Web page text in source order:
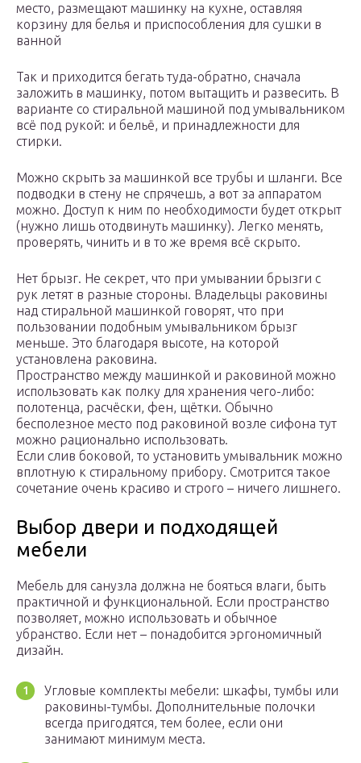
место, размещают машинку на кухне, оставляя
корзину для белья и приспособления для сушки в
ванной
Так и приходится бегать туда-обратно, сначала
заложить в машинку, потом вытащить и развесить. В
варианте со стиральной машиной под умывальником
всё под рукой: и бельё, и принадлежности для
стирки.
Можно скрыть за машинкой все трубы и шланги. Все
подводки в стену не спрячешь, а вот за аппаратом
можно. Доступ к ним по необходимости будет открыт
(нужно лишь отодвинуть машинку). Легко менять,
проверять, чинить и в то же время всё скрыто.
Нет брызг. Не секрет, что при умывании брызги с
рук летят в разные стороны. Владельцы раковины
над стиральной машинкой говорят, что при
пользовании подобным умывальником брызг
меньше. Это благодаря высоте, на которой
установлена раковина.
Пространство между машинкой и раковиной можно
использовать как полку для хранения чего-либо:
полотенца, расчёски, фен, щётки. Обычно
бесполезное место под раковиной возле сифона тут
можно рационально использовать.
Если слив боковой, то установить умывальник можно
вплотную к стиральному прибору. Смотрится такое
сочетание очень красиво и строго – ничего лишнего.
Выбор двери и подходящей
мебели
Мебель для санузла должна не бояться влаги, быть
практичной и функциональной. Если пространство
позволяет, можно использовать и обычное
убранство. Если нет – понадобится эргономичный
дизайн.
Угловые комплекты мебели: шкафы, тумбы или
раковины-тумбы. Дополнительные полочки
всегда пригодятся, тем более, если они
занимают минимум места.